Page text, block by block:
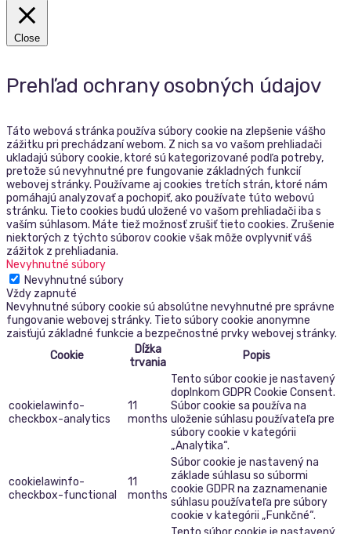
Close
Prehľad ochrany osobných údajov
Táto webová stránka používa súbory cookie na zlepšenie vášho
zážitku pri prechádzaní webom. Z nich sa vo vašom prehliadači
ukladajú súbory cookie, ktoré sú kategorizované podľa potreby,
pretože sú nevyhnutné pre fungovanie základných funkcií
webovej stránky. Používame aj cookies tretích strán, ktoré nám
pomáhajú analyzovať a pochopiť, ako používate túto webovú
stránku. Tieto cookies budú uložené vo vašom prehliadači iba s
vaším súhlasom. Máte tiež možnosť zrušiť tieto cookies. Zrušenie
niektorých z týchto súborov cookie však môže ovplyvniť váš
zážitok z prehliadania.
Nevyhnutné súbory
Nevyhnutné súbory
Vždy zapnuté
Nevyhnutné súbory cookie sú absolútne nevyhnutné pre správne
fungovanie webovej stránky. Tieto súbory cookie anonymne
zaisťujú základné funkcie a bezpečnostné prvky webovej stránky.
Cookie
Dĺžka
trvania
Popis
cookielawinfo-
checkbox-analytics
11
months
Tento súbor cookie je nastavený
doplnkom GDPR Cookie Consent.
Súbor cookie sa používa na
uloženie súhlasu používateľa pre
súbory cookie v kategórii
„Analytika“.
cookielawinfo-
checkbox-functional
11
months
Súbor cookie je nastavený na
základe súhlasu so súbormi
cookie GDPR na zaznamenanie
súhlasu používateľa pre súbory
cookie v kategórii „Funkčné“.